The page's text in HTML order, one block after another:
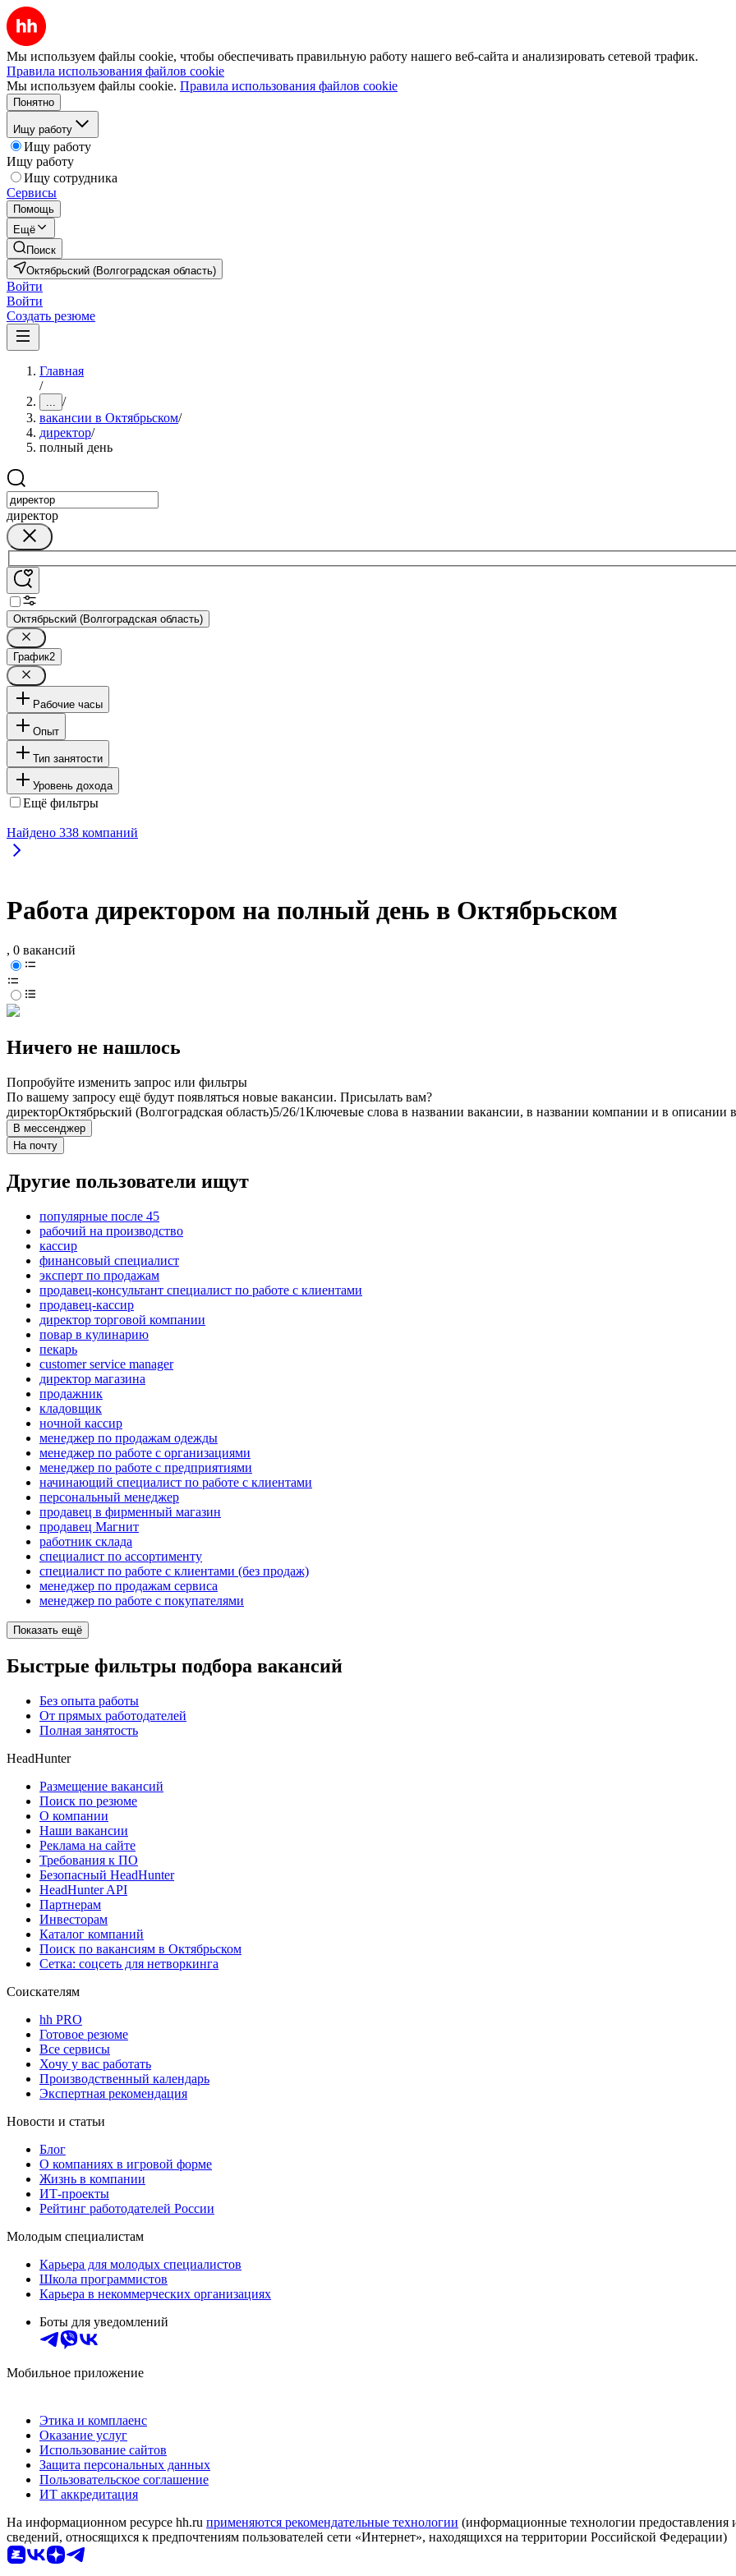
Мы используем файлы cookie, чтобы обеспечивать правильную работу нашего веб-сайта и анализировать сетевой трафик.
Правила использования файлов cookie
Мы используем файлы cookie. Правила использования файлов cookie
Понятно
Ищу работу
Ищу работу
Ищу работу
Ищу сотрудника
Сервисы
Помощь
Ещё
Поиск
Октябрьский (Волгоградская область)
Войти
Войти
Создать резюме
Главная
/
... /
вакансии в Октябрьском/
директор/
полный день
директор
Октябрьский (Волгоградская область)
График2
Рабочие часы
Опыт
Тип занятости
Уровень дохода
Ещё фильтры
Найдено 338 компаний
Работа директором на полный день в Октябрьском
, 0 вакансий
Ничего не нашлось
Попробуйте изменить запрос или фильтры
По вашему запросу ещё будут появляться новые вакансии. Присылать вам?
директорОктябрьский (Волгоградская область)5/26/1Ключевые слова в названии вакансии, в названии компании и в описании
В мессенджер
На почту
Другие пользователи ищут
популярные после 45
рабочий на производство
кассир
финансовый специалист
эксперт по продажам
продавец-консультант специалист по работе с клиентами
продавец-кассир
директор торговой компании
повар в кулинарию
пекарь
customer service manager
директор магазина
продажник
кладовщик
ночной кассир
менеджер по продажам одежды
менеджер по работе с организациями
менеджер по работе с предприятиями
начинающий специалист по работе с клиентами
персональный менеджер
продавец в фирменный магазин
продавец Магнит
работник склада
специалист по ассортименту
специалист по работе с клиентами (без продаж)
менеджер по продажам сервиса
менеджер по работе с покупателями
Показать ещё
Быстрые фильтры подбора вакансий
Без опыта работы
От прямых работодателей
Полная занятость
HeadHunter
Размещение вакансий
Поиск по резюме
О компании
Наши вакансии
Реклама на сайте
Требования к ПО
Безопасный HeadHunter
HeadHunter API
Партнерам
Инвесторам
Каталог компаний
Поиск по вакансиям в Октябрьском
Сетка: соцсеть для нетворкинга
Соискателям
hh PRO
Готовое резюме
Все сервисы
Хочу у вас работать
Производственный календарь
Экспертная рекомендация
Новости и статьи
Блог
О компаниях в игровой форме
Жизнь в компании
ИТ-проекты
Рейтинг работодателей России
Молодым специалистам
Карьера для молодых специалистов
Школа программистов
Карьера в некоммерческих организациях
Боты для уведомлений
Мобильное приложение
Этика и комплаенс
Оказание услуг
Использование сайтов
Защита персональных данных
Пользовательское соглашение
ИТ аккредитация
На информационном ресурсе hh.ru применяются рекомендательные технологии (информационные технологии предоставления
сведений, относящихся к предпочтениям пользователей сети «Интернет», находящихся на территории Российской Федерации)